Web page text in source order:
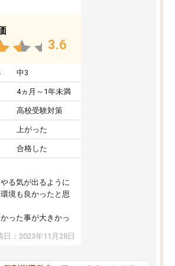
3.6
中3
4ヵ月～1年未満
高校受験対策
上がった
合格した
る気が出るように
境も良かったと思
った事が大きかっ
日：2023年11月28日